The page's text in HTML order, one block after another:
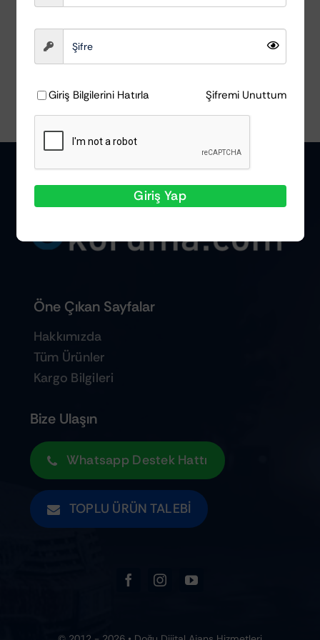
Öne Çıkan Sayfalar
Hakkımızda
Tüm Ürünler
Kargo Bilgileri
Bize Ulaşın
Whatsapp Destek Hattı
TOPLU ÜRÜN TALEBI
Giriş Bilgilerini Hatırla Şifremi Unuttum
Giriş Yap